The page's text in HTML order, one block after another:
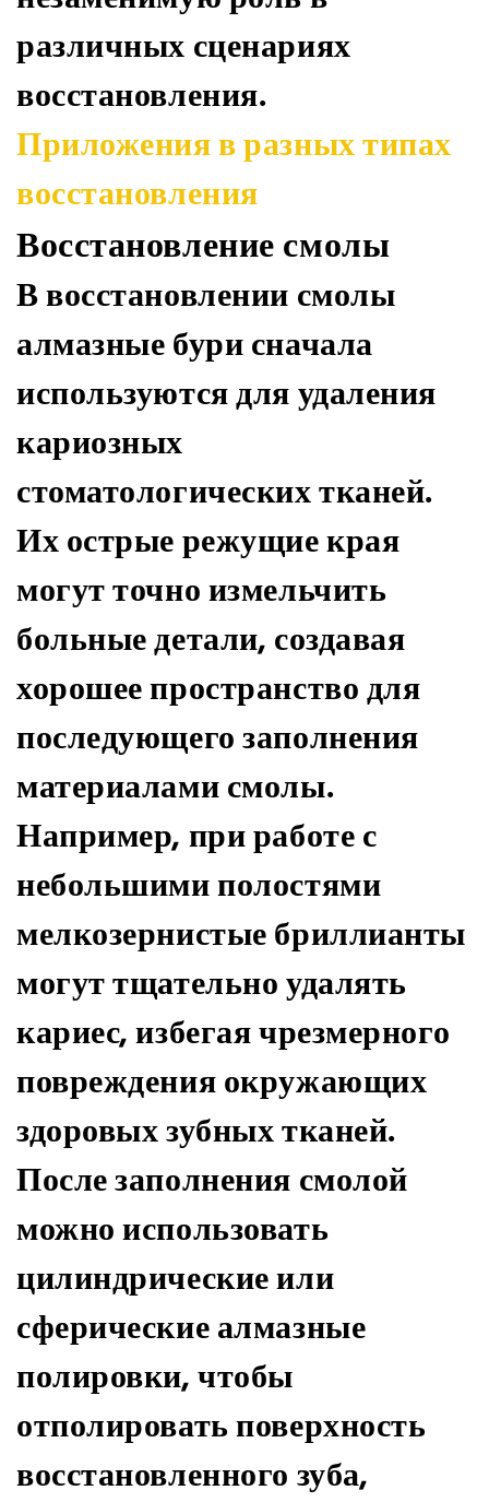
различных сценариях
восстановления.
Приложения в разных типах
восстановления
Восстановление смолы
В восстановлении смолы
алмазные бури сначала
используются для удаления
кариозных
стоматологических тканей.
Их острые режущие края
могут точно измельчить
больные детали, создавая
хорошее пространство для
последующего заполнения
материалами смолы.
Например, при работе с
небольшими полостями
мелкозернистые бриллианты
могут тщательно удалять
кариес, избегая чрезмерного
повреждения окружающих
здоровых зубных тканей.
После заполнения смолой
можно использовать
цилиндрические или
сферические алмазные
полировки, чтобы
отполировать поверхность
восстановленного зуба,